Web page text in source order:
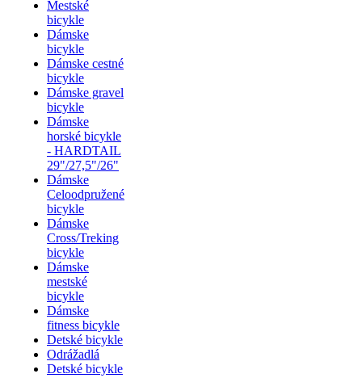
Mestské
bicykle
Dámske
bicykle
Dámske cestné
bicykle
Dámske gravel
bicykle
Dámske
horské bicykle
- HARDTAIL
29"/27,5"/26"
Dámske
Celoodpružené
bicykle
Dámske
Cross/Treking
bicykle
Dámske
mestské
bicykle
Dámske
fitness bicykle
Detské bicykle
Odrážadlá
Detské bicykle